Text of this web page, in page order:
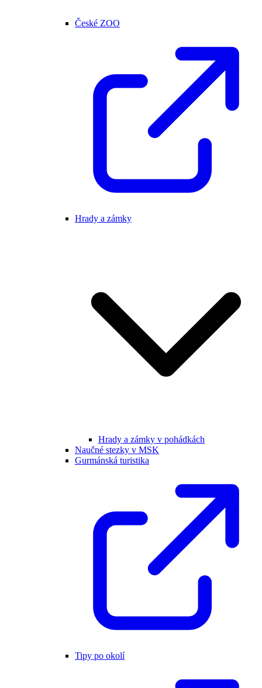
České ZOO
Hrady a zámky
Hrady a zámky v pohádkách
Naučné stezky v MSK
Gurmánská turistika
Tipy po okolí